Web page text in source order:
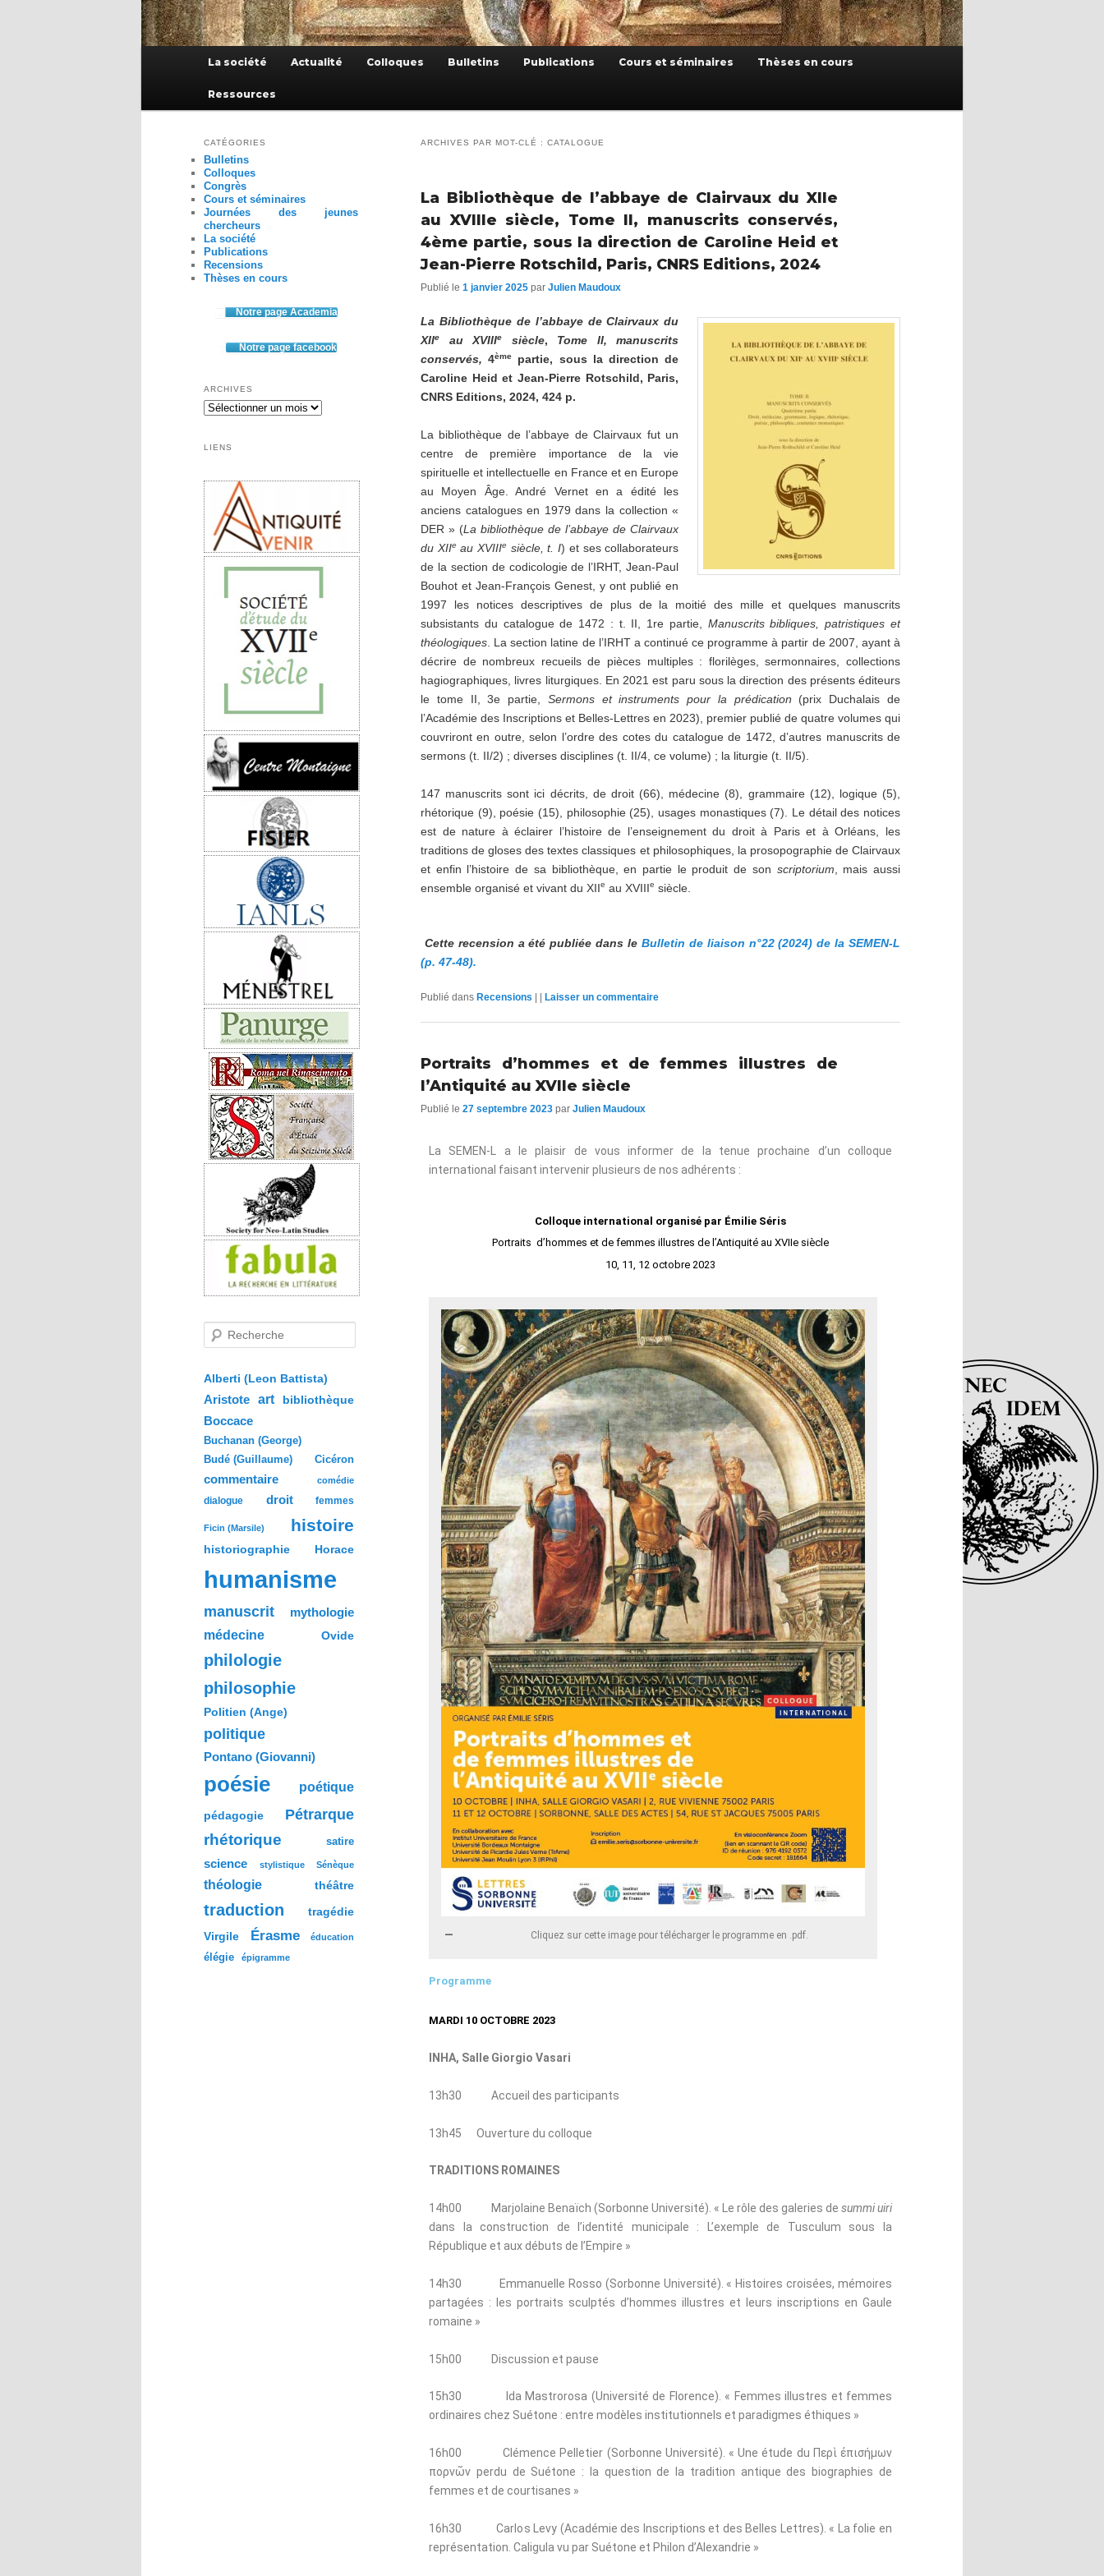
La société Actualité Colloques Bulletins Publications Cours et séminaires Thèses en cours
Ressources
ARCHIVES PAR MOT-CLÉ : CATALOGUE
La Bibliothèque de l’abbaye de Clairvaux du XIIe
au XVIIIe siècle, Tome II, manuscrits conservés,
4ème partie, sous la direction de Caroline Heid et
Jean-Pierre Rotschild, Paris, CNRS Editions, 2024
Publié le 1 janvier 2025 par Julien Maudoux
La Bibliothèque de l’abbaye de Clairvaux du
XIIe au XVIIIe siècle, Tome II, manuscrits
conservés,4ème
partie, sous la direction de
Caroline Heid et Jean-Pierre Rotschild, Paris,
CNRS Editions, 2024, 424 p.
La bibliothèque de l’abbaye de Clairvaux fut un
centre de première importance de la vie
spirituelle et intellectuelle en France et en Europe
au Moyen Âge. André Vernet en a édité les
anciens catalogues en 1979 dans la collection «
DER » (La bibliothèque de l’abbaye de Clairvaux
du XIIeau XVIIIe siècle, t. I) et ses collaborateurs
de la section de codicologie de l’IRHT, Jean-Paul
Bouhot et Jean-François Genest, y ont publié en
1997 les notices descriptives de plus de la moitié des mille et quelques manuscrits
subsistants du catalogue de 1472 : t. II, 1re partie, Manuscrits bibliques, patristiques et
théologiques . La section latine de l’IRHT a continué ce programme à partir de 2007, ayant à
décrire de nombreux recueils de pièces multiples : florilèges, sermonnaires, collections
hagiographiques, livres liturgiques. En 2021 est paru sous la direction des présents éditeurs
le tome II, 3e partie, Sermons et instruments pour la prédication (prix Duchalais de
l’Académie des Inscriptions et Belles-Lettres en 2023), premier publié de quatre volumes qui
couvriront en outre, selon l’ordre des cotes du catalogue de 1472, d’autres manuscrits de
sermons (t. II/2) ; diverses disciplines (t. II/4, ce volume) ; la liturgie (t. II/5).
147 manuscrits sont ici décrits, de droit (66), médecine (8), grammaire (12), logique (5),
rhétorique (9), poésie (15), philosophie (25), usages monastiques (7). Le détail des notices
est de nature à éclairer l’histoire de l’enseignement du droit à Paris et à Orléans, les
traditions de gloses des textes classiques et philosophiques, la prosopographie de Clairvaux
et enfin l’histoire de sa bibliothèque, en partie le produit de son scriptorium , mais aussi
ensemble organisé et vivant du XIIe au XVIIIe siècle.
Cette recension a été publiée dans le Bulletin de liaison n°22 (2024) de la SEMEN-L
(p. 47-48).
Publié dans Recensions Laisser un commentaire
Portraits d’hommes et de femmes illustres de
l’Antiquité au XVIIe siècle
Publié le 27 septembre 2023 par Julien Maudoux
La SEMEN-L a le plaisir de vous informer de la tenue prochaine d’un colloque
international faisant intervenir plusieurs de nos adhérents :
Colloque international organisé par Émilie Séris
Portraits d’hommes et de femmes illustres de l’Antiquité au XVIIe siècle
10, 11, 12 octobre 2023
Cliquez sur cette image pour télécharger le programme en .pdf.
Programme
MARDI 10 OCTOBRE 2023
INHA, Salle Giorgio Vasari
13h30 Accueil des participants
13h45 Ouverture du colloque
TRADITIONS ROMAINES
14h00 Marjolaine Benaïch (Sorbonne Université). « Le rôle des galeries de summi uiri
dans la construction de l’identité municipale : L’exemple de Tusculum sous la
République et aux débuts de l’Empire »
14h30 Emmanuelle Rosso (Sorbonne Université). « Histoires croisées, mémoires
partagées : les portraits sculptés d’hommes illustres et leurs inscriptions en Gaule
romaine »
15h00 Discussion et pause
15h30 Ida Mastrorosa (Université de Florence). « Femmes illustres et femmes
ordinaires chez Suétone : entre modèles institutionnels et paradigmes éthiques »
16h00 Clémence Pelletier (Sorbonne Université). « Une étude du Περὶ ἐπισήμων
πορνῶν perdu de Suétone : la question de la tradition antique des biographies de
femmes et de courtisanes »
16h30 Carlos Levy (Académie des Inscriptions et des Belles Lettres). « La folie en
représentation. Caligula vu par Suétone et Philon d’Alexandrie »
CATÉGORIES
Bulletins
Colloques
Congrès
Cours et séminaires
Journées des jeunes
chercheurs
La société
Publications
Recensions
Thèses en cours
Notre page Academia
Notre page facebook
ARCHIVES
LIENS
c
e
c
e
Alberti (Leon Battista)
Aristote art bibliothèque
Boccace
Buchanan (George)
Budé (Guillaume) Cicéron
commentaire comédie
dialogue droit femmes
Ficin (Marsile) histoire
historiographie Horace
humanisme
manuscrit
mythologie
médecine
Ovide
philologie
philosophie
Politien (Ange)
politique
Pontano (Giovanni)
poésie poétique
pédagogie Pétrarque
rhétorique satire
science stylistique Sénèque
théologie théâtre
traduction
tragédie
Virgile
Érasme éducation
élégie épigramme